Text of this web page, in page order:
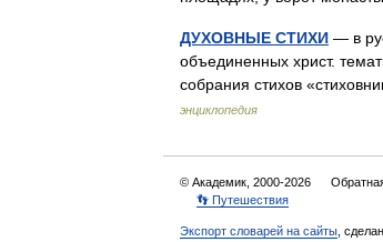
ДУХОВНЫЕ СТИХИ — в
объединенных христ.
собрания стихов
энциклопедия
© Академик, 2000-2026
👣 Путешествия
Экспорт словарей на сайты ,